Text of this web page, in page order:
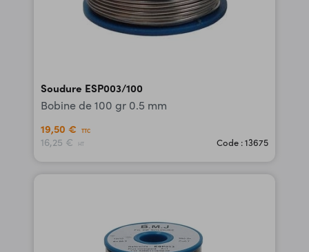
Soudure ESP003/100
Bobine de 100 gr 0.5 mm
19,50 €
TTC
16,25 € HT Code : 13675